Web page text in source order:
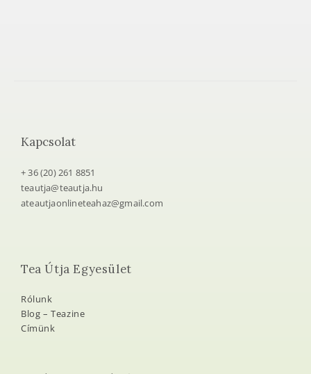
Kapcsolat
+ 36 (20) 261 8851
teautja@teautja.hu
ateautjaonlineteahaz@gmail.com
Tea Útja Egyesület
Rólunk
Blog – Teazine
Címünk